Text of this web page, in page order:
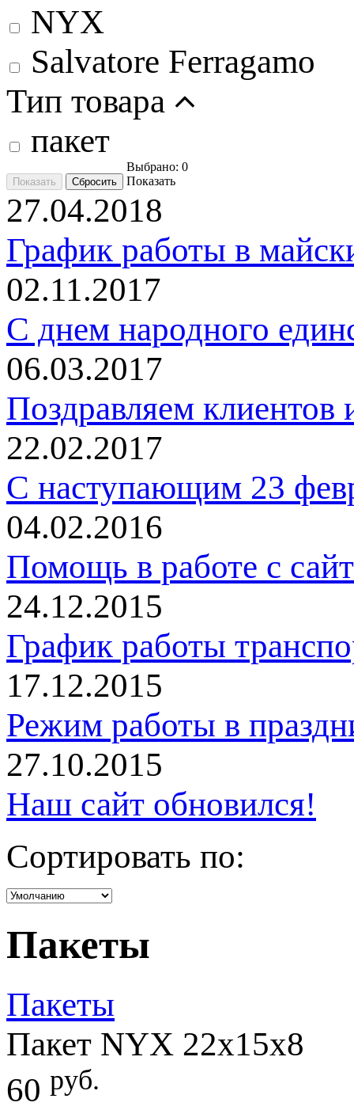
NYX
Salvatore Ferragamo
Тип товара
пакет
Выбрано: 0
Показать
27.04.2018
График работы в
02.11.2017
C днем народного
06.03.2017
Поздравляем клиентов
22.02.2017
С наступающим 23
04.02.2016
Помощь в работе с
24.12.2015
График работы
17.12.2015
Режим работы в
27.10.2015
Наш сайт обновился!
Сортировать по:
Пакеты
Пакеты
Пакет NYX 22х15х8
60 руб.